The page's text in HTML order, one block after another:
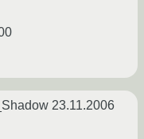
23.11.2006